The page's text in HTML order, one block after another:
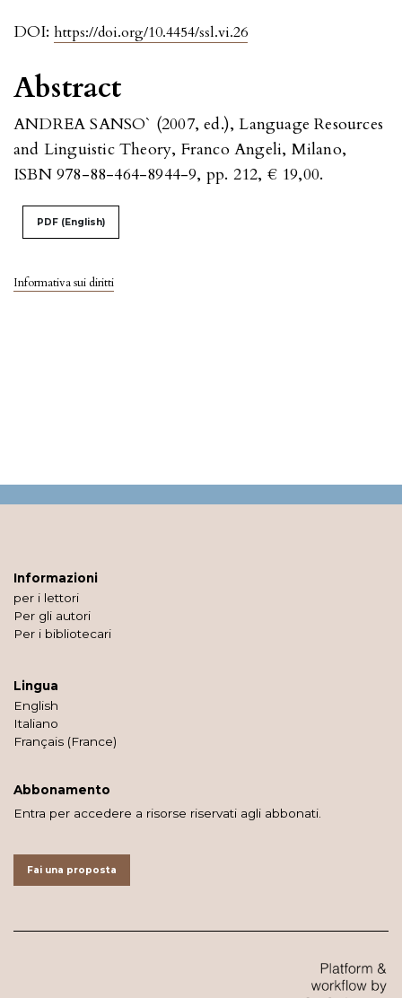
DOI: https://doi.org/10.4454/ssl.vi.26
Informativa sui diritti
Abstract
ANDREA SANSO` (2007, ed.), Language Resources
and Linguistic Theory, Franco Angeli, Milano,
ISBN 978-88-464-8944-9, pp. 212, € 19,00.
PDF (English)
Informazioni
per i lettori
Per gli autori
Per i bibliotecari
Lingua
English
Italiano
Français (France)
Abbonamento
Entra per accedere a risorse riservati agli abbonati.
Fai una proposta